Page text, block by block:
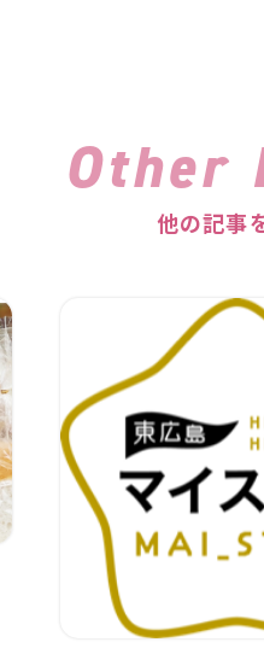
Other
他の記事